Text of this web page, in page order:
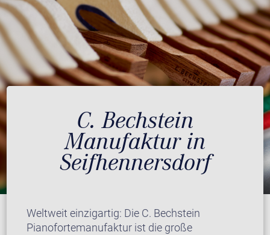
C. Bechstein
Manufaktur in
Seifhennersdorf
Weltweit einzigartig: Die C. Bechstein
Pianofortemanufaktur ist die große